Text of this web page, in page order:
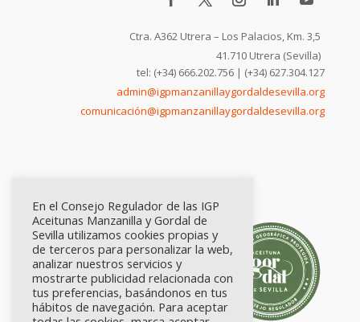
Ctra. A362 Utrera – Los Palacios, Km. 3,5
41.710 Utrera (Sevilla)
tel: (+34) 666.202.756 | (+34) 627.304.127
admin@igpmanzanillaygordaldesevilla.org
comunicación@igpmanzanillaygordaldesevilla.org
En el Consejo Regulador de las IGP
Aceitunas Manzanilla y Gordal de
Sevilla utilizamos cookies propias y
de terceros para personalizar la web,
analizar nuestros servicios y
mostrarte publicidad relacionada con
tus preferencias, basándonos en tus
hábitos de navegación. Para aceptar